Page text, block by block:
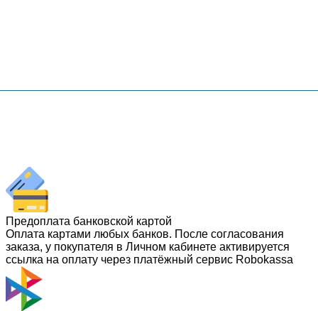
Предоплата банковской картой
Оплата картами любых банков. После согласования
заказа, у покупателя в Личном кабинете активируется
ссылка на оплату через платёжный сервис Robokassa